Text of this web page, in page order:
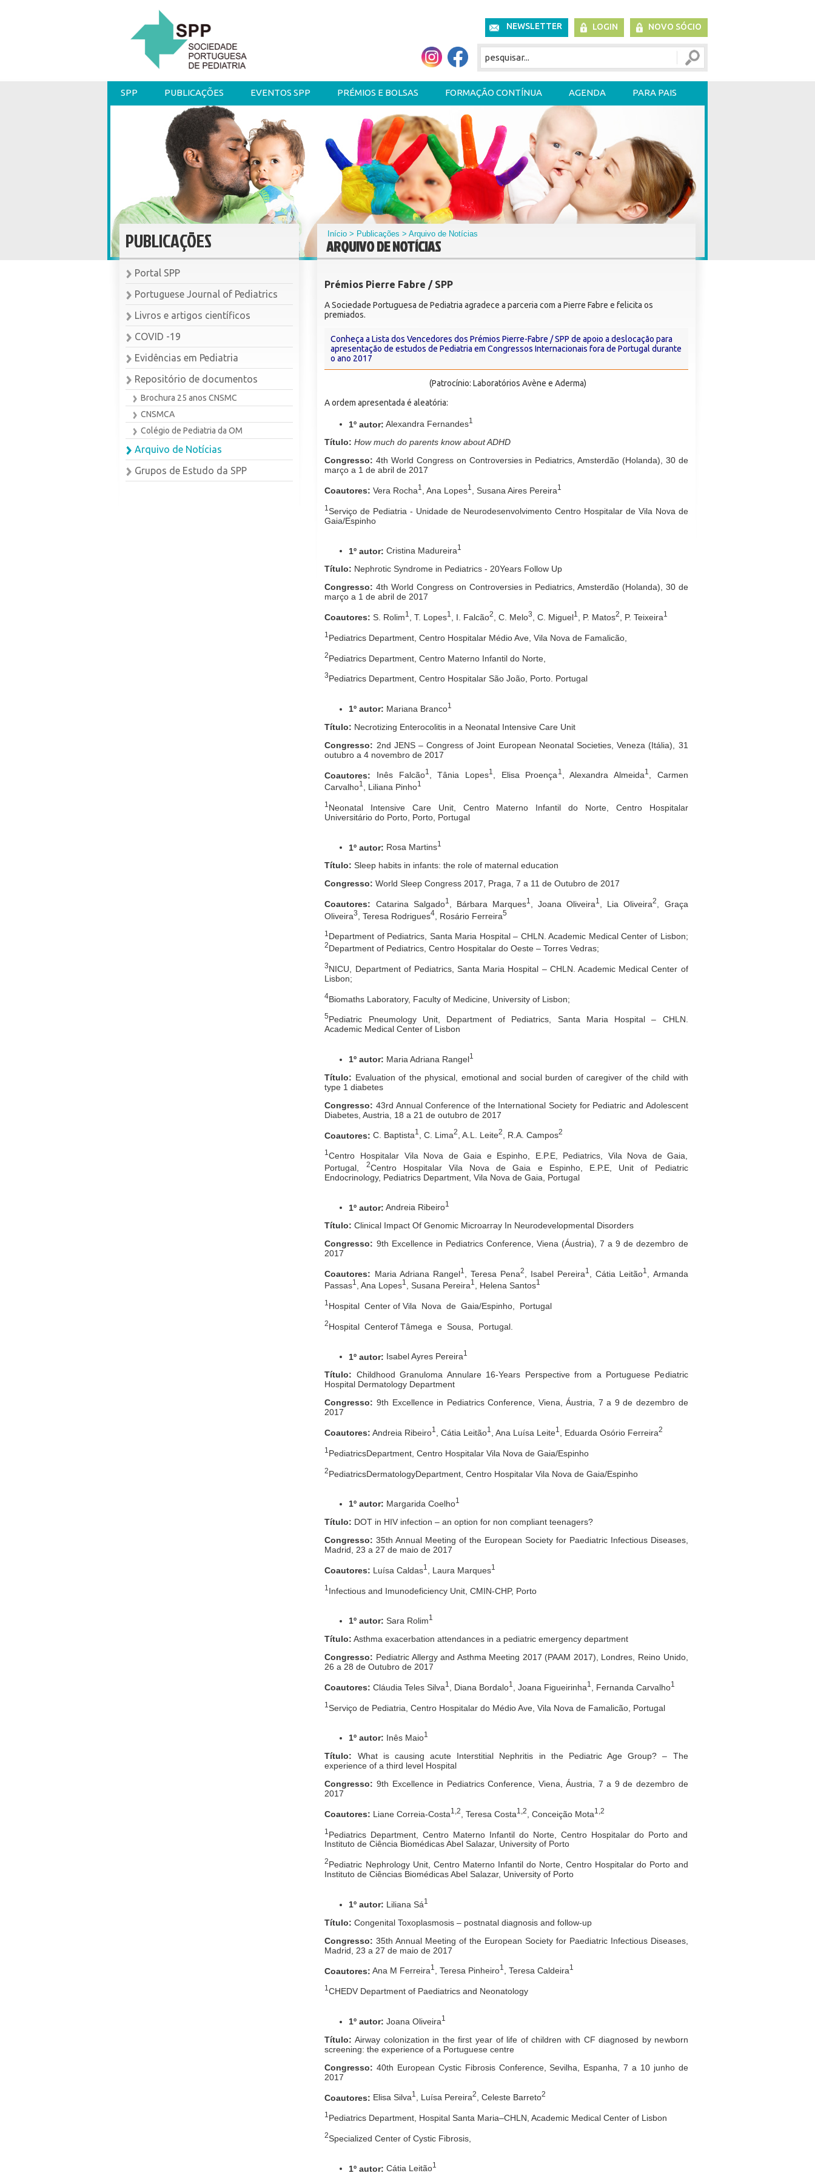
NEWSLETTER LOGIN NOVO SÓCIO
SPP PUBLICAÇÕES EVENTOS SPP PRÉMIOS E BOLSAS FORMAÇÃO CONTÍNUA AGENDA PARA PAIS
PUBLICAÇÕES
Portal SPP
Portuguese Journal of Pediatrics
Livros e artigos científicos
COVID -19
Evidências em Pediatria
Repositório de documentos
Brochura 25 anos CNSMC
CNSMCA
Colégio de Pediatria da OM
Arquivo de Notícias
Grupos de Estudo da SPP
Início > Publicações > Arquivo de Notícias
ARQUIVO DE NOTÍCIAS
Prémios Pierre Fabre / SPP
A Sociedade Portuguesa de Pediatria agradece a parceria com a Pierre Fabre e felicita os
premiados.
Conheça a Lista dos Vencedores dos Prémios Pierre-Fabre / SPP de apoio a deslocação para
apresentação de estudos de Pediatria em Congressos Internacionais fora de Portugal durante
o ano 2017
(Patrocínio: Laboratórios Avène e Aderma)
A ordem apresentada é aleatória:
1º autor: Alexandra Fernandes1
Título: How much do parents know about ADHD
Congresso:4th World Congress on Controversies in Pediatrics, Amsterdão (Holanda), 30 de
março a 1 de abril de 2017
Coautores: Vera Rocha1 , Ana Lopes1 , Susana Aires Pereira1
1 Serviço de Pediatria - Unidade de Neurodesenvolvimento Centro Hospitalar de Vila Nova de
Gaia/Espinho
1º autor: Cristina Madureira1
Título: Nephrotic Syndrome in Pediatrics - 20Years Follow Up
Congresso:4th World Congress on Controversies in Pediatrics, Amsterdão (Holanda), 30 de
março a 1 de abril de 2017
Coautores: S. Rolim1 , T. Lopes1 , I. Falcão2 , C. Melo3 , C. Miguel1 , P. Matos2 , P. Teixeira1
1 Pediatrics Department, Centro Hospitalar Médio Ave, Vila Nova de Famalicão,
2Pediatrics Department, Centro Materno Infantil do Norte,
3Pediatrics Department, Centro Hospitalar São João, Porto. Portugal
1º autor: Mariana Branco1
Título: Necrotizing Enterocolitis in a Neonatal Intensive Care Unit
Congresso: 2nd JENS – Congress of Joint European Neonatal Societies, Veneza (Itália), 31
outubro a 4 novembro de 2017
Coautores: Inês Falcão1, Tânia Lopes1, Elisa Proença1, Alexandra Almeida1, Carmen
Carvalho1 , Liliana Pinho1
1 Neonatal Intensive Care Unit, Centro Materno Infantil do Norte, Centro Hospitalar
Universitário do Porto, Porto, Portugal
1º autor: Rosa Martins1
Título: Sleep habits in infants: the role of maternal education
Congresso:World Sleep Congress 2017, Praga, 7 a 11 de Outubro de 2017
Coautores: Catarina Salgado1 , Bárbara Marques1 , Joana Oliveira1 , Lia Oliveira2
, Graça
Oliveira3 , Teresa Rodrigues4 , Rosário Ferreira5
1 Department of Pediatrics, Santa Maria Hospital – CHLN. Academic Medical Center of Lisbon;
2Department of Pediatrics, Centro Hospitalar do Oeste – Torres Vedras;
3NICU, Department of Pediatrics, Santa Maria Hospital – CHLN. Academic Medical Center of
Lisbon;
4Biomaths Laboratory, Faculty of Medicine, University of Lisbon;
5Pediatric Pneumology Unit, Department of Pediatrics, Santa Maria Hospital – CHLN.
Academic Medical Center of Lisbon
1º autor: Maria Adriana Rangel1
Título: Evaluation of the physical, emotional and social burden of caregiver of the child with
type 1 diabetes
Congresso:43rd Annual Conference of the International Society for Pediatric and Adolescent
Diabetes, Austria, 18 a 21 de outubro de 2017
Coautores: C. Baptista1 , C. Lima2 , A.L. Leite2 , R.A. Campos2
1 Centro Hospitalar Vila Nova de Gaia e Espinho, E.P.E, Pediatrics, Vila Nova de Gaia,
Portugal,
2Centro Hospitalar Vila Nova de Gaia e Espinho, E.P.E, Unit of Pediatric
Endocrinology, Pediatrics Department, Vila Nova de Gaia, Portugal
1º autor: Andreia Ribeiro1
Título: Clinical Impact Of Genomic Microarray In Neurodevelopmental Disorders
Congresso: 9th Excellence in Pediatrics Conference, Viena (Áustria), 7 a 9 de dezembro de
2017
Coautores: Maria Adriana Rangel1 , Teresa Pena2 , Isabel Pereira1 , Cátia Leitão1
, Armanda
Passas1, Ana Lopes1, Susana Pereira1, Helena Santos1
1 Hospital Center of Vila Nova de Gaia/Espinho, Portugal
2Hospital Centerof Tâmega e Sousa, Portugal.
1º autor: Isabel Ayres Pereira1
Título: Childhood Granuloma Annulare 16-Years Perspective from a Portuguese Pediatric
Hospital Dermatology Department
Congresso:9th Excellence in Pediatrics Conference, Viena, Áustria, 7 a 9 de dezembro de
2017
Coautores: Andreia Ribeiro1 , Cátia Leitão1 , Ana Luísa Leite1 , Eduarda Osório Ferreira2
1 PediatricsDepartment, Centro Hospitalar Vila Nova de Gaia/Espinho
2PediatricsDermatologyDepartment, Centro Hospitalar Vila Nova de Gaia/Espinho
1º autor: Margarida Coelho1
Título: DOT in HIV infection – an option for non compliant teenagers?
Congresso:35th Annual Meeting of the European Society for Paediatric Infectious Diseases,
Madrid, 23 a 27 de maio de 2017
Coautores: Luísa Caldas1 , Laura Marques1
1 Infectious and Imunodeficiency Unit, CMIN-CHP, Porto
1º autor: Sara Rolim1
Título: Asthma exacerbation attendances in a pediatric emergency department
Congresso: Pediatric Allergy and Asthma Meeting 2017 (PAAM 2017), Londres, Reino Unido,
26 a 28 de Outubro de 2017
Coautores: Cláudia Teles Silva1 , Diana Bordalo1 , Joana Figueirinha1 , Fernanda Carvalho1
1 Serviço de Pediatria, Centro Hospitalar do Médio Ave, Vila Nova de Famalicão, Portugal
1º autor: Inês Maio1
Título: What is causing acute Interstitial Nephritis in the Pediatric Age Group? – The
experience of a third level Hospital
Congresso:9th Excellence in Pediatrics Conference, Viena, Áustria, 7 a 9 de dezembro de
2017
Coautores: Liane Correia-Costa1,2 , Teresa Costa1,2 , Conceição Mota1,2
1 Pediatrics Department, Centro Materno Infantil do Norte, Centro Hospitalar do Porto and
Instituto de Ciência Biomédicas Abel Salazar, University of Porto
2Pediatric Nephrology Unit, Centro Materno Infantil do Norte, Centro Hospitalar do Porto and
Instituto de Ciências Biomédicas Abel Salazar, University of Porto
1º autor: Liliana Sá1
Título: Congenital Toxoplasmosis – postnatal diagnosis and follow-up
Congresso:35th Annual Meeting of the European Society for Paediatric Infectious Diseases,
Madrid, 23 a 27 de maio de 2017
Coautores: Ana M Ferreira1, Teresa Pinheiro1, Teresa Caldeira1
1 CHEDV Department of Paediatrics and Neonatology
1º autor: Joana Oliveira1
Título: Airway colonization in the first year of life of children with CF diagnosed by newborn
screening: the experience of a Portuguese centre
Congresso:40th European Cystic Fibrosis Conference, Sevilha, Espanha, 7 a 10 junho de
2017
Coautores: Elisa Silva1 , Luísa Pereira2, Celeste Barreto2
1 Pediatrics Department, Hospital Santa Maria–CHLN, Academic Medical Center of Lisbon
2Specialized Center of Cystic Fibrosis,
1º autor: Cátia Leitão1